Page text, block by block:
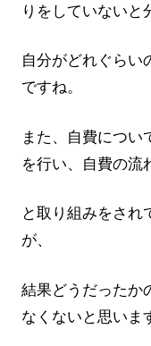
りをしていないと
自分がどれぐらい
ですね。
また、自費につい
を行い、自費の流
と取り組みをされ
が、
結果どうだったか
なくないと思いま